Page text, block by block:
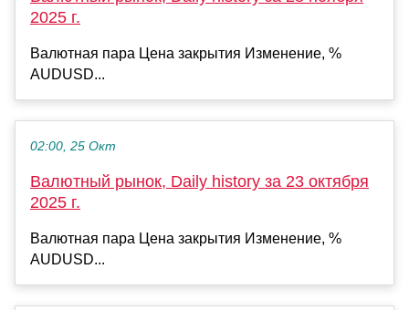
2025 г.
Валютная пара Цена закрытия Изменение, %
AUDUSD...
02:00, 25 Окт
Валютный рынок, Daily history за 23 октября
2025 г.
Валютная пара Цена закрытия Изменение, %
AUDUSD...